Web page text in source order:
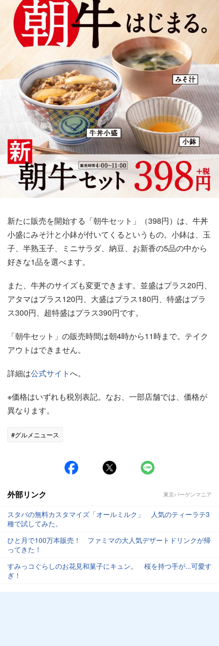
新たに販売を開始する「朝牛セット」（398円）は、牛丼
小盛にみそ汁と小鉢が付いてくるというもの。小鉢は、玉
子、半熟玉子、ミニサラダ、納豆、お新香の5品の中から
好きな1品を選べます。
また、牛丼のサイズも変更できます。並盛はプラス20円、
アタマはプラス120円、大盛はプラス180円、特盛はプラ
ス300円、超特盛はプラス390円です。
「朝牛セット」の販売時間は朝4時から11時まで。テイク
アウトはできません。
詳細は公式サイトへ。
※価格はいずれも税別表記。なお、一部店舗では、価格が
異なります。
#グルメニュース
外部リンク 東京バーゲンマニア
スタバの無料カスタマイズ「オールミルク」 人気のティーラテ3
種で試してみた。
ひと月で100万本販売！ ファミマの大人気デザートドリンクが帰
ってきた！
すみっコぐらしのお花見和菓子にキュン。 桜を持つ手が...可愛す
ぎ！